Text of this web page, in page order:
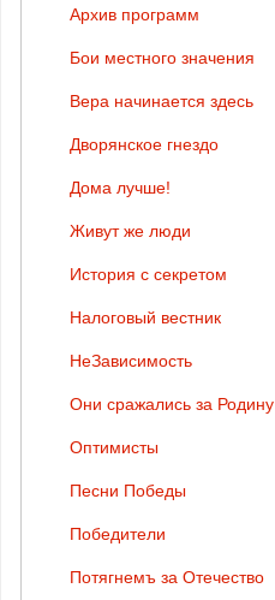
Архив программ
Бои местного значения
Вера начинается здесь
Дворянское гнездо
Дома лучше!
Живут же люди
История с секретом
Налоговый вестник
НеЗависимость
Они сражались за Родину
Оптимисты
Песни Победы
Победители
Потягнемъ за Отечество